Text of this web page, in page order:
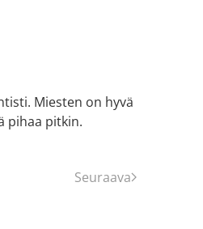
Miesten on hyvä
pihaa pitkin.
Seuraava